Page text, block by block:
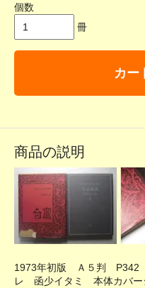
個数
冊
カー
商品の説明
1973年初版 Ａ５判 P342
レ 函少イタミ 本体カバー